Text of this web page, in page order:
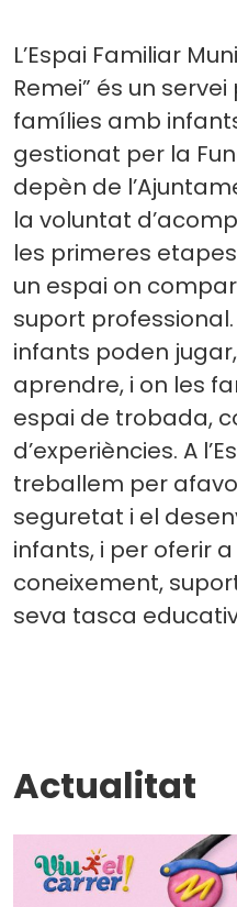
c
a
t
s
L’Espai Familiar
Remei” és un
famílies amb
gestionat per la
depèn de
la voluntat
les primeres
un espai on
suport professional.
infants poden
aprendre, i on les
espai de trobada,
d’experiències. A
treballem per
seguretat i el
infants, i per oferir
coneixement,
seva tasca
Actualitat